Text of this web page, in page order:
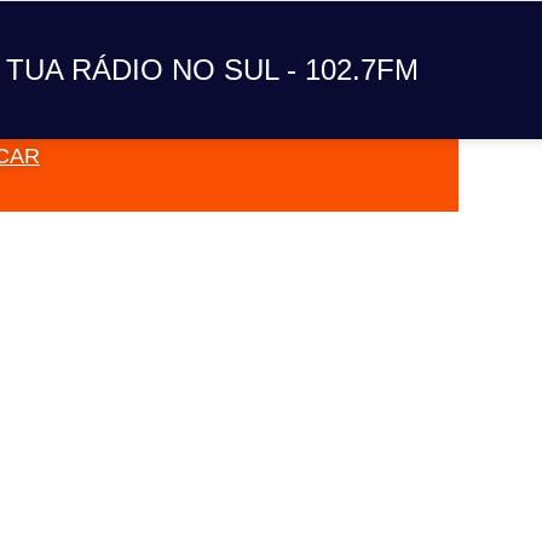
TUA RÁDIO NO SUL - 102.7FM
A TUA RÁDIO NO SUL